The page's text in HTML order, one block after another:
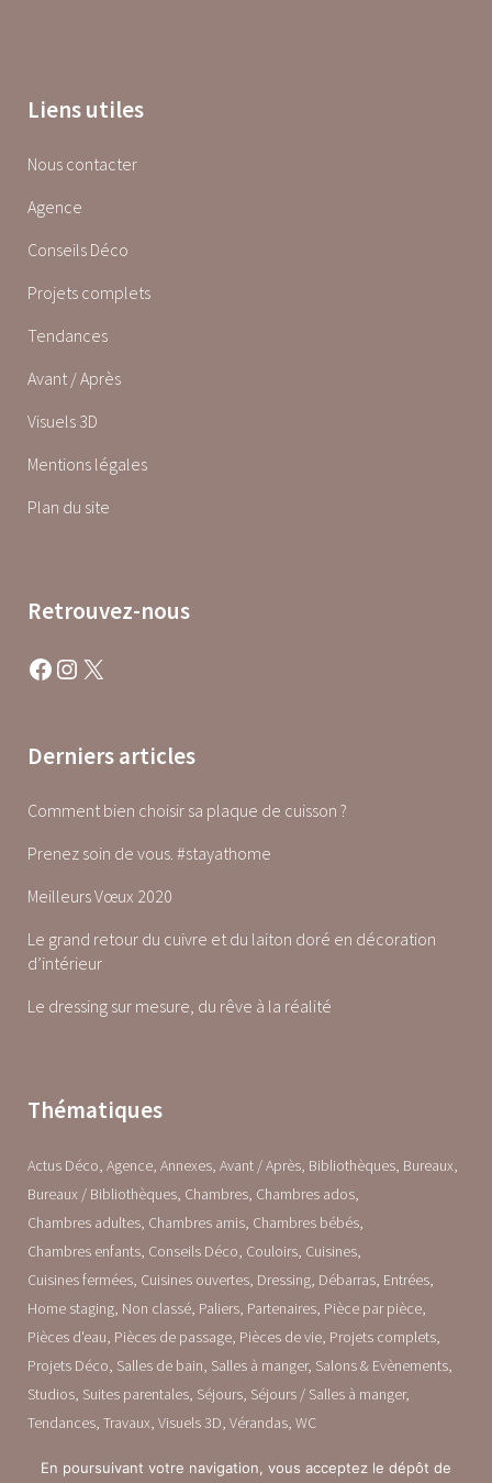
Liens utiles
Nous contacter
Agence
Conseils Déco
Projets complets
Tendances
Avant / Après
Visuels 3D
Mentions légales
Plan du site
Retrouvez-nous
Facebook Instagram X
Derniers articles
Comment bien choisir sa plaque de cuisson ?
Prenez soin de vous. #stayathome
Meilleurs Vœux 2020
Le grand retour du cuivre et du laiton doré en décoration
d’intérieur
Le dressing sur mesure, du rêve à la réalité
Thématiques
Actus Déco Agence Annexes Avant / Après Bibliothèques Bureaux
Bureaux / Bibliothèques Chambres Chambres ados
Chambres adultes Chambres amis Chambres bébés
Chambres enfants Conseils Déco Couloirs Cuisines
Cuisines fermées Cuisines ouvertes Dressing Débarras Entrées
Home staging Non classé Paliers Partenaires Pièce par pièce
Pièces d'eau Pièces de passage Pièces de vie Projets complets
Projets Déco Salles de bain Salles à manger Salons & Evènements
Studios Suites parentales Séjours Séjours / Salles à manger
Tendances Travaux Visuels 3D Vérandas WC
En poursuivant votre navigation, vous acceptez le dépôt de